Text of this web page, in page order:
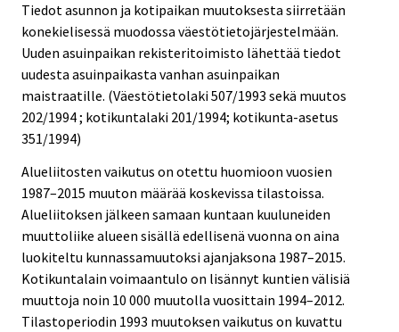
Tiedot asunnon ja kotipaikan muutoksesta siirretään
konekielisessä muodossa väestötietojärjestelmään.
Uuden asuinpaikan rekisteritoimisto lähettää tiedot
uudesta asuinpaikasta vanhan asuinpaikan
maistraatille. (Väestötietolaki 507/1993 sekä muutos
202/1994 ; kotikuntalaki 201/1994; kotikunta-asetus
351/1994)
Alueliitosten vaikutus on otettu huomioon vuosien
1987–2015 muuton määrää koskevissa tilastoissa.
Alueliitoksen jälkeen samaan kuntaan kuuluneiden
muuttoliike alueen sisällä edellisenä vuonna on aina
luokiteltu kunnassamuutoksi ajanjaksona 1987–2015.
Kotikuntalain voimaantulo on lisännyt kuntien välisiä
muuttoja noin 10 000 muutolla vuosittain 1994–2012.
Tilastoperiodin 1993 muutoksen vaikutus on kuvattu